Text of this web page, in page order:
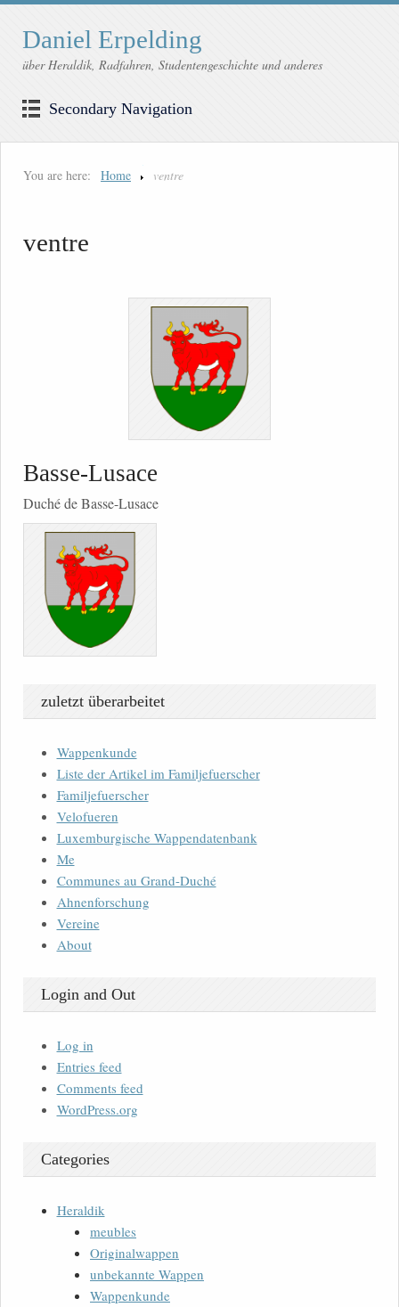
Daniel Erpelding
über Heraldik, Radfahren, Studentengeschichte und anderes
Secondary Navigation
You are here: Home ventre
ventre
Basse-Lusace
Duché de Basse-Lusace
zuletzt überarbeitet
Wappenkunde
Liste der Artikel im Familjefuerscher
Familjefuerscher
Velofueren
Luxemburgische Wappendatenbank
Me
Communes au Grand-Duché
Ahnenforschung
Vereine
About
Login and Out
Log in
Entries feed
Comments feed
WordPress.org
Categories
Heraldik
meubles
Originalwappen
unbekannte Wappen
Wappenkunde